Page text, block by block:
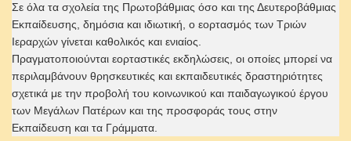
Σε όλα τα σχολεία της Πρωτοβάθμιας όσο και της Δευτεροβάθμιας
Εκπαίδευσης, δημόσια και ιδιωτική, ο εορτασμός των Τριών
Ιεραρχών γίνεται καθολικός και ενιαίος.
Πραγματοποιούνται εορταστικές εκδηλώσεις, οι οποίες μπορεί να
περιλαμβάνουν θρησκευτικές και εκπαιδευτικές δραστηριότητες
σχετικά με την προβολή του κοινωνικού και παιδαγωγικού έργου
των Μεγάλων Πατέρων και της προσφοράς τους στην
Εκπαίδευση και τα Γράμματα.